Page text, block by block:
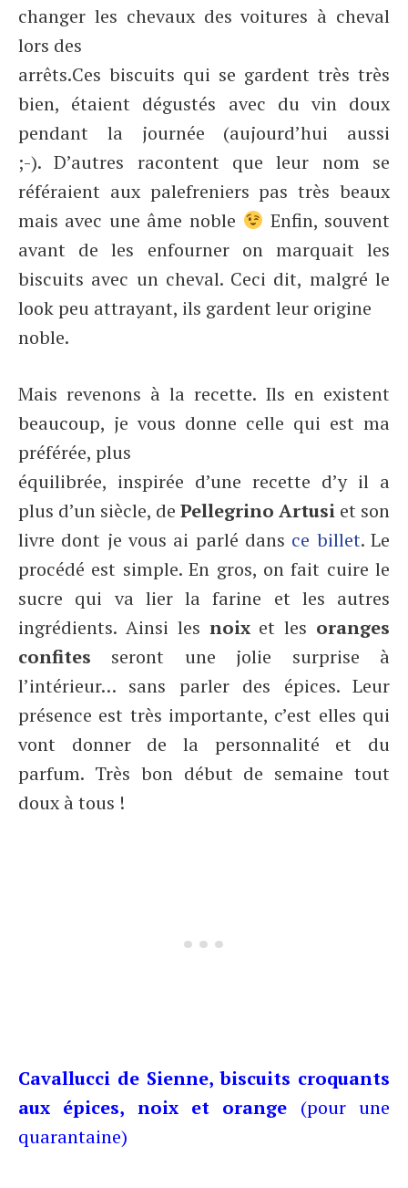
changer les chevaux des voitures à cheval
lors des
arrêts.Ces biscuits qui se gardent très très
bien, étaient dégustés avec du vin doux
pendant la journée (aujourd’hui aussi
;-). D’autres racontent que leur nom se
référaient aux palefreniers pas très beaux
mais avec une âme noble
Enfin, souvent
avant de les enfourner on marquait les
biscuits avec un cheval. Ceci dit, malgré le
look peu attrayant, ils gardent leur origine
noble.
Mais revenons à la recette. Ils en existent
beaucoup, je vous donne celle qui est ma
préférée, plus
équilibrée, inspirée d’une recette d’y il a
plus d’un siècle, de Pellegrino Artusi et son
livre dont je vous ai parlé dans ce billet. Le
procédé est simple. En gros, on fait cuire le
sucre qui va lier la farine et les autres
ingrédients. Ainsi les noixet les oranges
confites seront une jolie surprise à
l’intérieur… sans parler des épices. Leur
présence est très importante, c’est elles qui
vont donner de la personnalité et du
parfum. Très bon début de semaine tout
doux à tous !
Cavallucci de Sienne, biscuits croquants
aux épices, noix et orange (pour une
quarantaine)